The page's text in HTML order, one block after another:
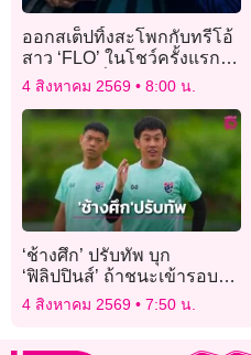
ออกสเต็ปทิ้งสะโพกกับทรีโอ้
สาว ‘FLO’ ในโชว์ครั้งแรกใน
ไทย เอฟซีตื่นเต้นหนักมาก
4 สิงหาคม 2569 8:00 น.
‘ช้างศึก’ ปรับทัพ บุก
‘ฟิลิปปินส์’ ถ้าชนะเข้ารอบ
บอลอาเซียนคัพ
4 สิงหาคม 2569 7:50 น.